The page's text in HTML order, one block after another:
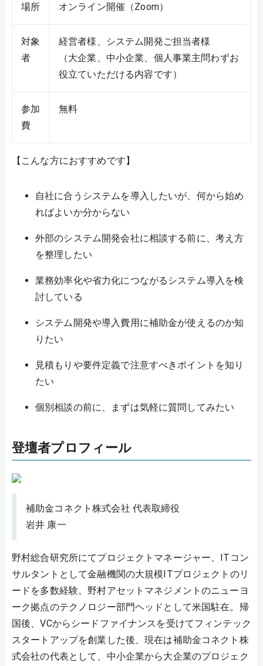
場所 オンライン開催（Zoom）
対象
者
経営者様、システム開発ご担当者様
（大企業、中小企業、個人事業主問わずお
役立ていただける内容です）
参加
費
無料
【こんな方におすすめです】
自社に合うシステムを導入したいが、何から始め
ればよいか分からない
外部のシステム開発会社に相談する前に、考え方
を整理したい
業務効率化や省力化につながるシステム導入を検
討している
システム開発や導入費用に補助金が使えるのか知
りたい
見積もりや要件定義で注意すべきポイントを知り
たい
個別相談の前に、まずは気軽に質問してみたい
登壇者プロフィール
補助金コネクト株式会社 代表取締役
岩井 康一
野村総合研究所にてプロジェクトマネージャー、ITコン
サルタントとして金融機関の大規模ITプロジェクトのリ
ードを多数経験。野村アセットマネジメントのニューヨ
ーク拠点のテクノロジー部門ヘッドとして米国駐在。帰
国後、VCからシードファイナンスを受けてフィンテック
スタートアップを創業した後、現在は補助金コネクト株
式会社の代表として、中小企業から大企業のプロジェク